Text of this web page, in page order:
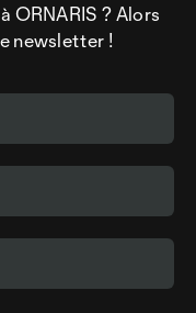
ORNARIS ? Alors
newsletter !